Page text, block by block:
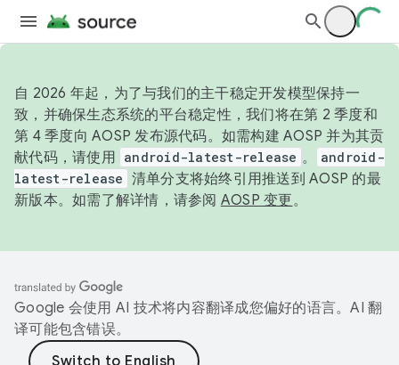
自 2026 年起，为了与我们的主干稳定开发模型保持一
致，并确保生态系统的平台稳定性，我们将在第 2 季度和
第 4 季度向 AOSP 发布源代码。如需构建 AOSP 并为其贡
献代码，请使用 android-latest-release 。
android-
latest-release 清单分支将始终引用推送到 AOSP 的最
新版本。如需了解详情，请参阅 AOSP 变更。
Google 会使用 AI 技术将内容翻译成您偏好的语言。AI 翻
译可能包含错误。